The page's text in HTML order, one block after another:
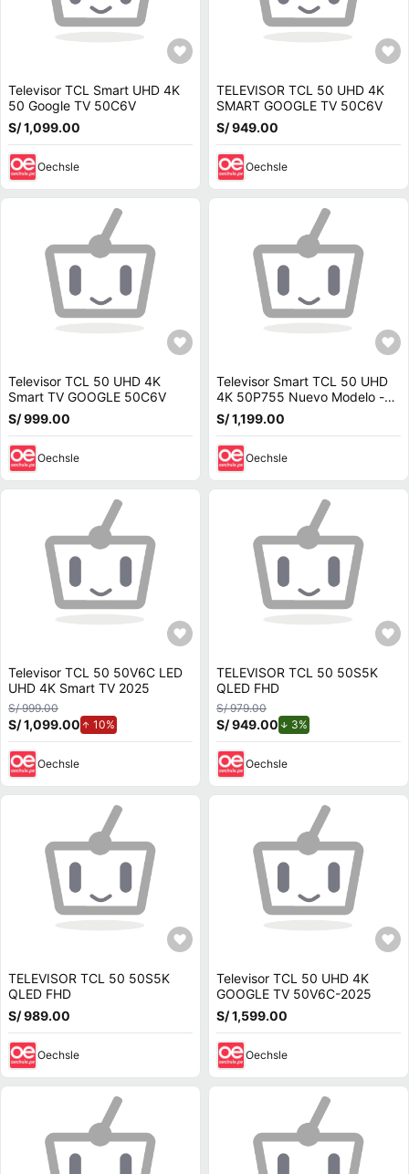
Televisor TCL Smart UHD 4K
50 Google TV 50C6V
S/ 1,099.00
Oechsle
TELEVISOR TCL 50 UHD 4K
SMART GOOGLE TV 50C6V
S/ 949.00
Oechsle
Televisor TCL 50 UHD 4K
Smart TV GOOGLE 50C6V
S/ 999.00
Oechsle
Televisor Smart TCL 50 UHD
4K 50P755 Nuevo Modelo -
Negro
S/ 1,199.00
Oechsle
Televisor TCL 50 50V6C LED
UHD 4K Smart TV 2025
S/ 999.00
S/ 1,099.00 10%
Oechsle
TELEVISOR TCL 50 50S5K
QLED FHD
S/ 979.00
S/ 949.00 3%
Oechsle
TELEVISOR TCL 50 50S5K
QLED FHD
S/ 989.00
Oechsle
Televisor TCL 50 UHD 4K
GOOGLE TV 50V6C-2025
S/ 1,599.00
Oechsle